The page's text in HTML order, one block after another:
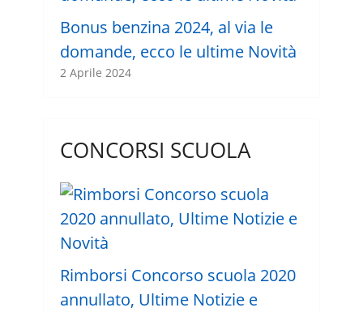
Bonus benzina 2024, al via le
domande, ecco le ultime Novità
2 Aprile 2024
CONCORSI SCUOLA
Rimborsi Concorso scuola 2020
annullato, Ultime Notizie e